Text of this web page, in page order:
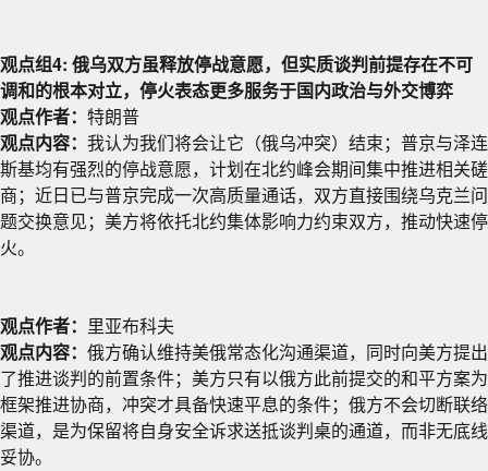
观点组4: 俄乌双方虽释放停战意愿，但实质谈判前提存在不可
调和的根本对立，停火表态更多服务于国内政治与外交博弈
观点作者： 特朗普
观点内容： 我认为我们将会让它（俄乌冲突）结束；普京与泽连
斯基均有强烈的停战意愿，计划在北约峰会期间集中推进相关磋
商；近日已与普京完成一次高质量通话，双方直接围绕乌克兰问
题交换意见；美方将依托北约集体影响力约束双方，推动快速停
火。
观点作者： 里亚布科夫
观点内容： 俄方确认维持美俄常态化沟通渠道，同时向美方提出
了推进谈判的前置条件；美方只有以俄方此前提交的和平方案为
框架推进协商，冲突才具备快速平息的条件；俄方不会切断联络
渠道，是为保留将自身安全诉求送抵谈判桌的通道，而非无底线
妥协。